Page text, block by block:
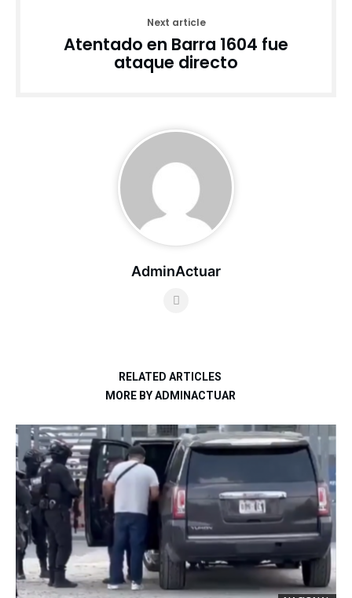
Next article
Atentado en Barra 1604 fue
ataque directo
AdminActuar
RELATED ARTICLES
MORE BY ADMINACTUAR